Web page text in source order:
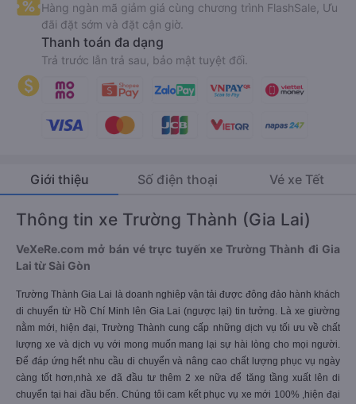
Hàng ngàn mã giảm giá cùng chương trình FlashSale, Ưu
đãi đặt sớm và đặt cận giờ.
Thanh toán đa dạng
Trả trước lẫn trả sau, bảo mật tuyệt đối.
Giới thiệu Số điện thoại Vé xe Tết
Thông tin xe Trường Thành (Gia Lai)
VeXeRe.com mở bán vé trực tuyến xe Trường Thành đi Gia
Lai từ Sài Gòn
Trường Thành Gia Lai là doanh nghiêp vận tải được đông đảo hành khách
di chuyển từ Hồ Chí Minh lên Gia Lai (ngược lại) tin tưởng. Là xe giường
nằm mới, hiện đại, Trường Thành cung cấp những dịch vụ tối ưu về chất
lượng xe và dịch vụ với mong muốn mang lại sự hài lòng cho mọi người.
Để đáp ứng hết nhu cầu di chuyển và nâng cao chất lượng phục vụ ngày
càng tốt hơn,nhà xe đã đầu tư thêm 2 xe nữa để tăng tầng xuất lên di
chuyển tại hai đầu bến. Chúng tôi cam kết phục vụ xe mới 100% ,hiện đại